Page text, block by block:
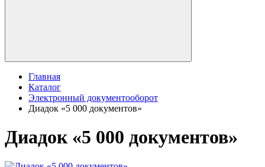
Главная
Каталог
Электронный документооборот
Диадок «5 000 документов»
Диадок «5 000 документов»